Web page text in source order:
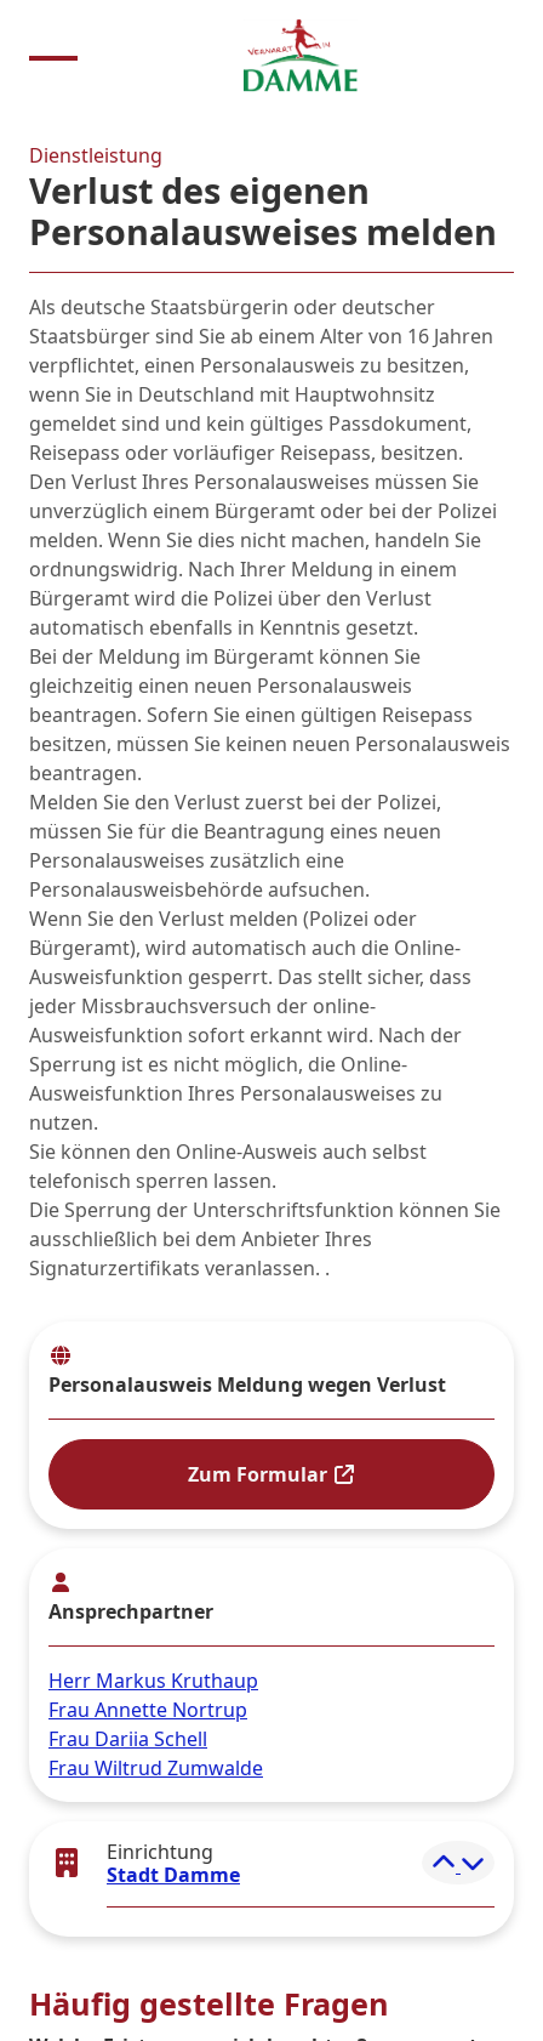
Dienstleistung
Verlust des eigenen
Personalausweises melden
Personalausweis Meldung wegen Verlust
Zum Formular
Ansprechpartner
Herr Markus Kruthaup
Frau Annette Nortrup
Frau Dariia Schell
Frau Wiltrud Zumwalde
Als deutsche Staatsbürgerin oder deutscher
Staatsbürger sind Sie ab einem Alter von 16 Jahren
verpflichtet, einen Personalausweis zu besitzen,
wenn Sie in Deutschland mit Hauptwohnsitz
gemeldet sind und kein gültiges Passdokument,
Reisepass oder vorläufiger Reisepass, besitzen.
Den Verlust Ihres Personalausweises müssen Sie
unverzüglich einem Bürgeramt oder bei der Polizei
melden. Wenn Sie dies nicht machen, handeln Sie
ordnungswidrig. Nach Ihrer Meldung in einem
Bürgeramt wird die Polizei über den Verlust
automatisch ebenfalls in Kenntnis gesetzt.
Bei der Meldung im Bürgeramt können Sie
gleichzeitig einen neuen Personalausweis
beantragen. Sofern Sie einen gültigen Reisepass
besitzen, müssen Sie keinen neuen Personalausweis
beantragen.
Melden Sie den Verlust zuerst bei der Polizei,
müssen Sie für die Beantragung eines neuen
Personalausweises zusätzlich eine
Personalausweisbehörde aufsuchen.
Wenn Sie den Verlust melden (Polizei oder
Bürgeramt), wird automatisch auch die Online-
Ausweisfunktion gesperrt. Das stellt sicher, dass
jeder Missbrauchsversuch der online-
Ausweisfunktion sofort erkannt wird. Nach der
Sperrung ist es nicht möglich, die Online-
Ausweisfunktion Ihres Personalausweises zu
nutzen.
Sie können den Online-Ausweis auch selbst
telefonisch sperren lassen.
Die Sperrung der Unterschriftsfunktion können Sie
ausschließlich bei dem Anbieter Ihres
Signaturzertifikats veranlassen. .
Einrichtung
Stadt Damme
Häufig gestellte Fragen